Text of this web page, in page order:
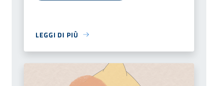
LEGGI DI PIÙ